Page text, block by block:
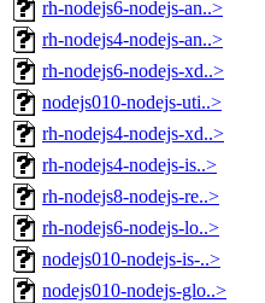
rh-nodejs6-nodejs-an..>
rh-nodejs4-nodejs-an..>
rh-nodejs6-nodejs-xd..>
nodejs010-nodejs-uti..>
rh-nodejs4-nodejs-xd..>
rh-nodejs4-nodejs-is..>
rh-nodejs8-nodejs-re..>
rh-nodejs6-nodejs-lo..>
nodejs010-nodejs-is-..>
nodejs010-nodejs-glo..>